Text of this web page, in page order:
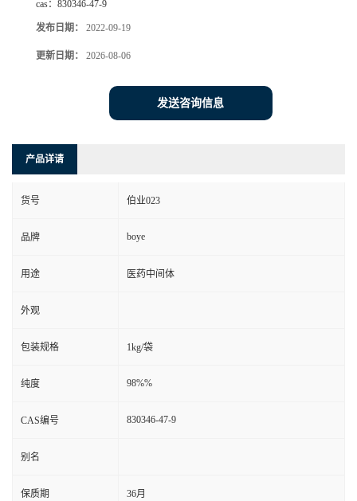
cas： 830346-47-9
发布日期： 2022-09-19
更新日期： 2026-08-06
发送咨询信息
产品详请
货号 伯业023
品牌 boye
用途 医药中间体
外观
包装规格 1kg/袋
纯度 98%%
CAS编号 830346-47-9
别名
保质期 36月